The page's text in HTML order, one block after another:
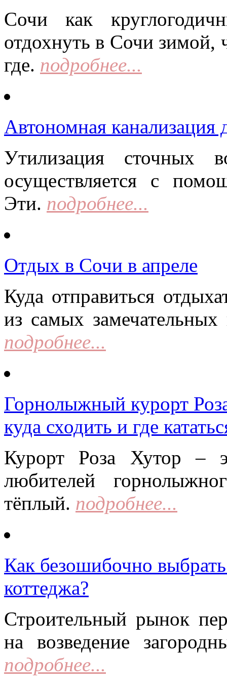
Сочи как
отдохнуть в Сочи зимой,
где. подробнее...
Автономная канализация
Утилизация сточных
осуществляется с
Эти. подробнее...
Отдых в Сочи в апреле
Куда отправиться
из самых замечательных
подробнее...
Горнолыжный курорт
куда сходить и где
Курорт Роза Хутор –
любителей
тёплый. подробнее...
Как безошибочно
коттеджа?
Строительный рынок
на возведение
подробнее...